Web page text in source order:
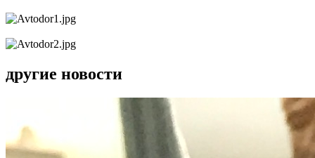
другие новости